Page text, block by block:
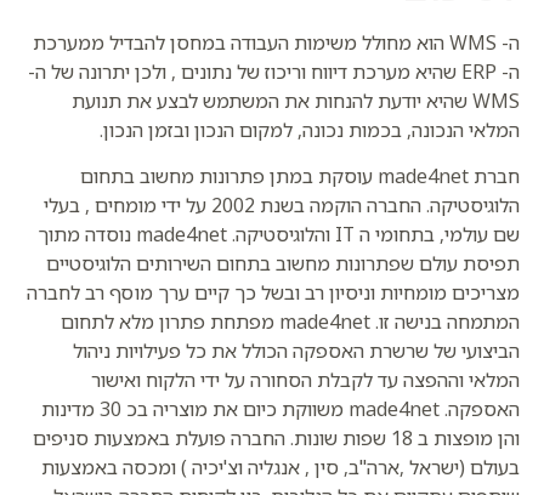
ה- WMS הוא מחולל משימות העבודה במחסן להבדיל ממערכת
ה- ERP שהיא מערכת דיווח וריכוז של נתונים , ולכן יתרונה של ה-
WMS שהיא יודעת להנחות את המשתמש לבצע את תנועת
המלאי הנכונה, בכמות נכונה, למקום הנכון ובזמן הנכון.
חברת made4net עוסקת במתן פתרונות מחשוב בתחום
הלוגיסטיקה. החברה הוקמה בשנת 2002 על ידי מומחים , בעלי
שם עולמי, בתחומי ה IT והלוגיסטיקה. made4net נוסדה מתוך
תפיסת עולם שפתרונות מחשוב בתחום השירותים הלוגיסטיים
מצריכים מומחיות וניסיון רב ובשל כך קיים ערך מוסף רב לחברה
המתמחה בנישה זו. made4net מפתחת פתרון מלא לתחום
הביצועי של שרשרת האספקה הכולל את כל פעילויות ניהול
המלאי וההפצה עד לקבלת הסחורה על ידי הלקוח ואישור
האספקה. made4net משווקת כיום את מוצריה בכ 30 מדינות
והן מופצות ב 18 שפות שונות. החברה פועלת באמצעות סניפים
בעולם (ישראל ,ארה"ב, סין , אנגליה וצ'יכיה ) ומכסה באמצעות